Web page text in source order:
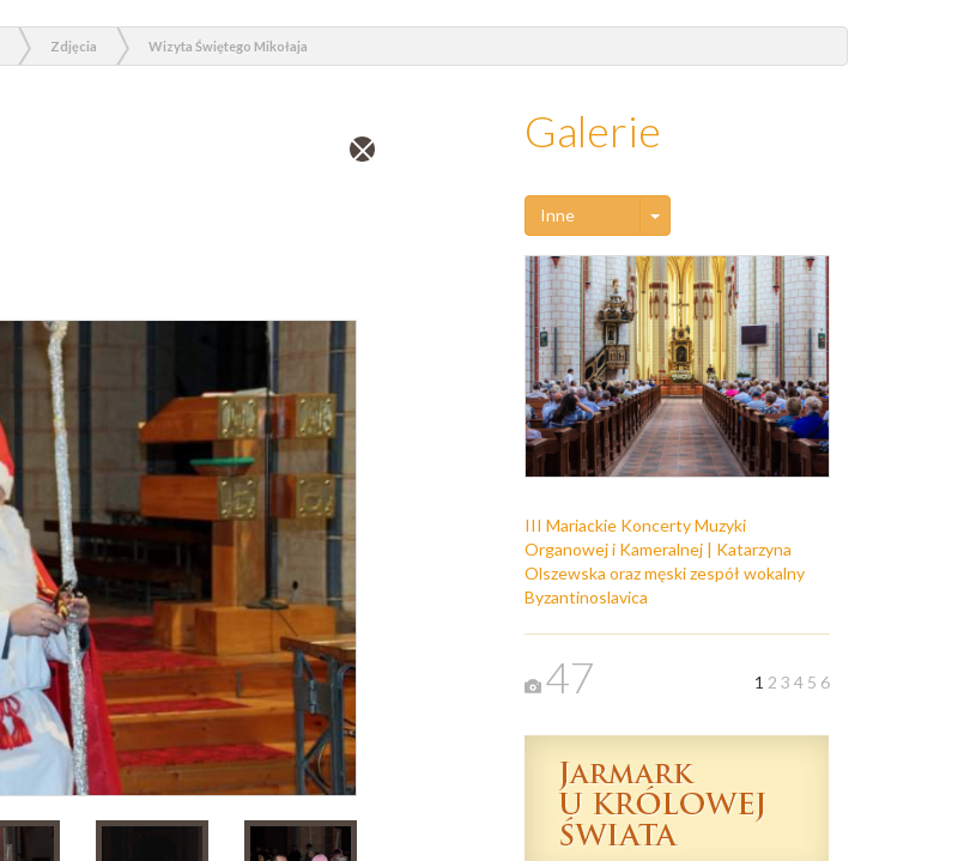
Zdjęcia Wizyta Świętego Mikołaja
Zamknij
Galerie
Inne Toggle Dropdown
III Mariackie Koncerty Muzyki
Organowej i Kameralnej | Katarzyna
Olszewska oraz męski zespół wokalny
Byzantinoslavica
47 1 2 3 4 5 6